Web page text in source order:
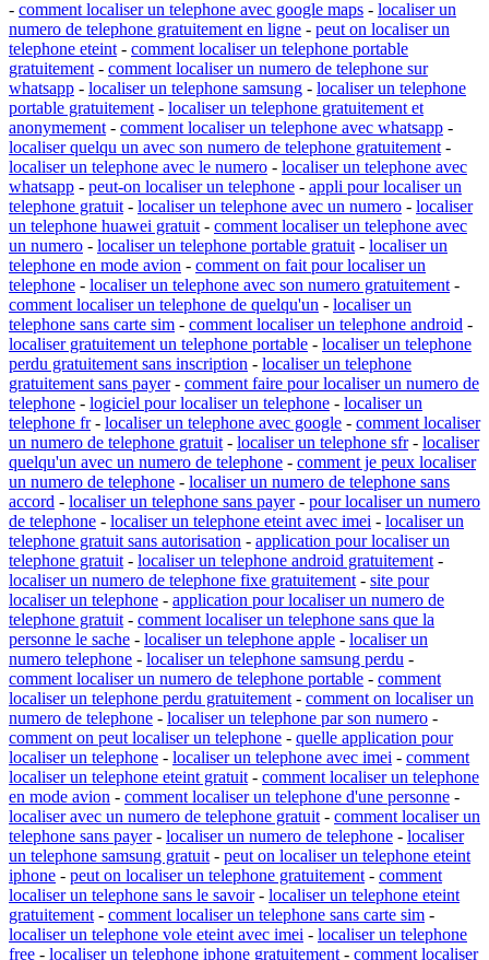
- comment localiser un telephone avec google maps - localiser un
numero de telephone gratuitement en ligne - peut on localiser un
telephone eteint - comment localiser un telephone portable
gratuitement - comment localiser un numero de telephone sur
whatsapp - localiser un telephone samsung - localiser un telephone
portable gratuitement - localiser un telephone gratuitement et
anonymement - comment localiser un telephone avec whatsapp -
localiser quelqu un avec son numero de telephone gratuitement -
localiser un telephone avec le numero - localiser un telephone avec
whatsapp - peut-on localiser un telephone - appli pour localiser un
telephone gratuit - localiser un telephone avec un numero - localiser
un telephone huawei gratuit - comment localiser un telephone avec
un numero - localiser un telephone portable gratuit - localiser un
telephone en mode avion - comment on fait pour localiser un
telephone - localiser un telephone avec son numero gratuitement -
comment localiser un telephone de quelqu'un - localiser un
telephone sans carte sim - comment localiser un telephone android -
localiser gratuitement un telephone portable - localiser un telephone
perdu gratuitement sans inscription - localiser un telephone
gratuitement sans payer- comment faire pour localiser un numero de
telephone - logiciel pour localiser un telephone - localiser un
telephone fr- localiser un telephone avec google - comment localiser
un numero de telephone gratuit - localiser un telephone sfr- localiser
quelqu'un avec un numero de telephone - comment je peux localiser
un numero de telephone - localiser un numero de telephone sans
accord - localiser un telephone sans payer- pour localiser un numero
de telephone - localiser un telephone eteint avec imei - localiser un
telephone gratuit sans autorisation - application pour localiser un
telephone gratuit - localiser un telephone android gratuitement -
localiser un numero de telephone fixe gratuitement - site pour
localiser un telephone - application pour localiser un numero de
telephone gratuit - comment localiser un telephone sans que la
personne le sache - localiser un telephone apple - localiser un
numero telephone - localiser un telephone samsung perdu -
comment localiser un numero de telephone portable - comment
localiser un telephone perdu gratuitement - comment on localiser un
numero de telephone - localiser un telephone par son numero -
comment on peut localiser un telephone - quelle application pour
localiser un telephone - localiser un telephone avec imei - comment
localiser un telephone eteint gratuit - comment localiser un telephone
en mode avion - comment localiser un telephone d'une personne -
localiser avec un numero de telephone gratuit - comment localiser un
telephone sans payer- localiser un numero de telephone - localiser
un telephone samsung gratuit - peut on localiser un telephone eteint
iphone - peut on localiser un telephone gratuitement - comment
localiser un telephone sans le savoir- localiser un telephone eteint
gratuitement - comment localiser un telephone sans carte sim -
localiser un telephone vole eteint avec imei - localiser un telephone
free - localiser un telephone iphone gratuitement - comment localiser